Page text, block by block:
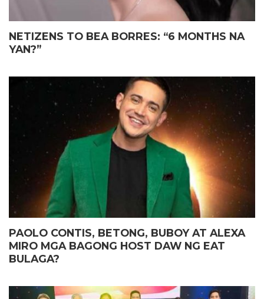
NETIZENS TO BEA BORRES: “6 MONTHS NA
YAN?”
PAOLO CONTIS, BETONG, BUBOY AT ALEXA
MIRO MGA BAGONG HOST DAW NG EAT
BULAGA?